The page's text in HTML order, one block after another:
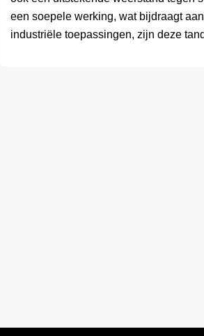
een soepele werking, wat bijdraagt
industriële toepassingen, zijn deze